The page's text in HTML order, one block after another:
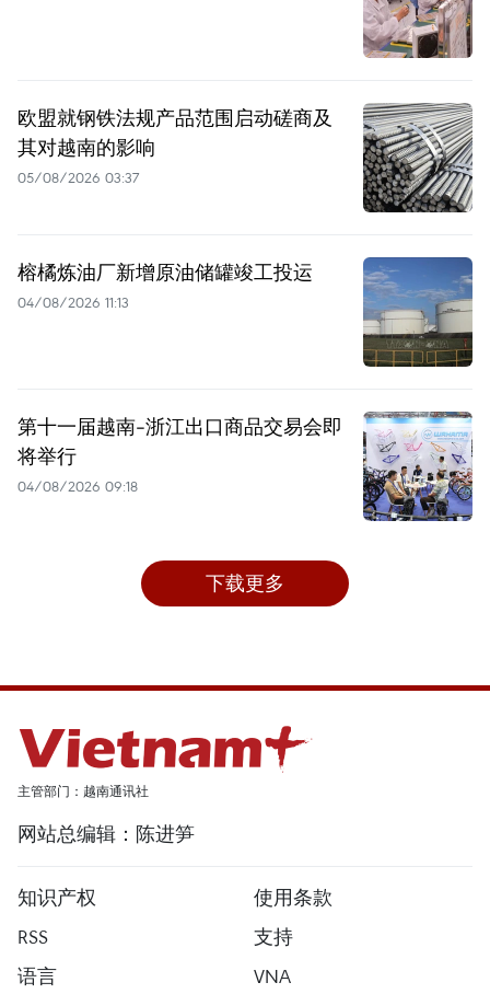
欧盟就钢铁法规产品范围启动磋商及
其对越南的影响
05/08/2026 03:37
榕橘炼油厂新增原油储罐竣工投运
04/08/2026 11:13
第十一届越南-浙江出口商品交易会即
将举行
04/08/2026 09:18
下载更多
主管部门：越南通讯社
网站总编辑：陈进笋
知识产权
使用条款
RSS
支持
语言
VNA